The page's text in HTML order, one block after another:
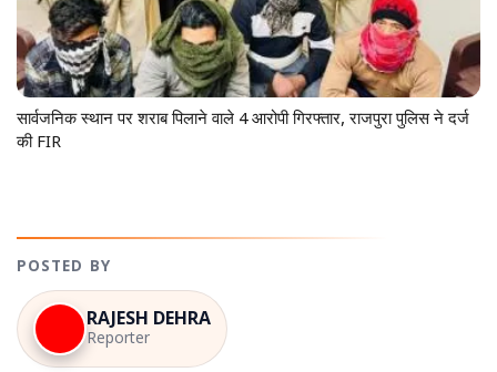
सार्वजनिक स्थान पर शराब पिलाने वाले 4 आरोपी गिरफ्तार, राजपुरा पुलिस ने दर्ज
की FIR
POSTED BY
RAJESH DEHRA
Reporter